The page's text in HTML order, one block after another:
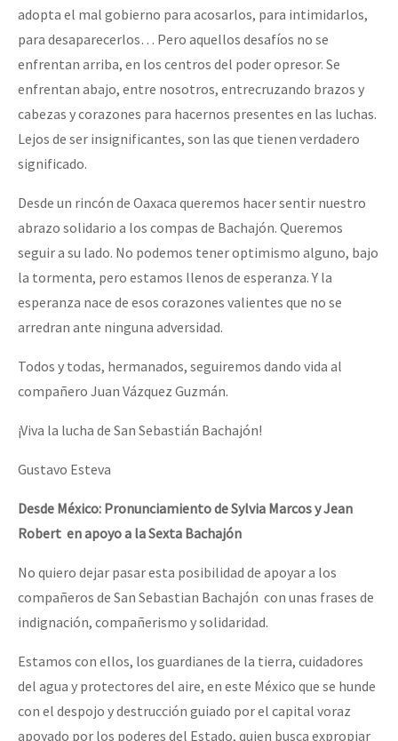
adopta el mal gobierno para acosarlos, para intimidarlos,
para desaparecerlos… Pero aquellos desafíos no se
enfrentan arriba, en los centros del poder opresor. Se
enfrentan abajo, entre nosotros, entrecruzando brazos y
cabezas y corazones para hacernos presentes en las luchas.
Lejos de ser insignificantes, son las que tienen verdadero
significado.
Desde un rincón de Oaxaca queremos hacer sentir nuestro
abrazo solidario a los compas de Bachajón. Queremos
seguir a su lado. No podemos tener optimismo alguno, bajo
la tormenta, pero estamos llenos de esperanza. Y la
esperanza nace de esos corazones valientes que no se
arredran ante ninguna adversidad.
Todos y todas, hermanados, seguiremos dando vida al
compañero Juan Vázquez Guzmán.
¡Viva la lucha de San Sebastián Bachajón!
Gustavo Esteva
Desde México: Pronunciamiento de Sylvia Marcos y Jean
Robert en apoyo a la Sexta Bachajón
No quiero dejar pasar esta posibilidad de apoyar a los
compañeros de San Sebastian Bachajón con unas frases de
indignación, compañerismo y solidaridad.
Estamos con ellos, los guardianes de la tierra, cuidadores
del agua y protectores del aire, en este México que se hunde
con el despojo y destrucción guiado por el capital voraz
apoyado por los poderes del Estado, quien busca expropiar